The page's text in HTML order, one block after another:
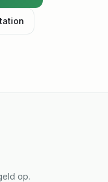
op.